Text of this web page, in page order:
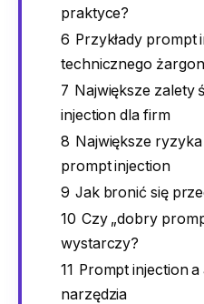
praktyce?
6 Przykłady prompt
technicznego
7 Największe zalety
injection dla firm
8 Największe
prompt injection
9 Jak bronić się
10 Czy „dobry
wystarczy?
11 Prompt injection a
narzędzia